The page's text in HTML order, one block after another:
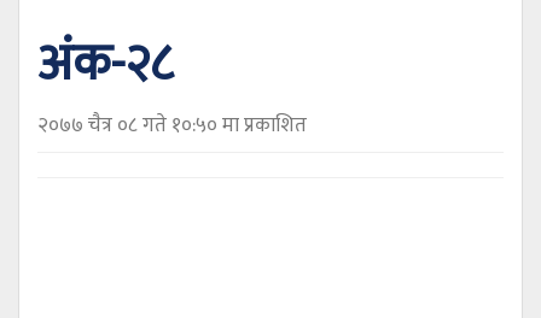
अंक-२८
२०७७ चैत्र ०८ गते १०:५० मा प्रकाशित